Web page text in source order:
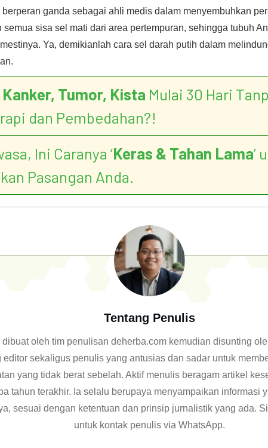
ganda sebagai ahli medis dalam menyembuhkan
semua sisa sel mati dari area pertempuran, sehingga tubuh
Ya, demikianlah cara sel darah putih dalam
Kanker, Tumor, Kista Mulai 30 Hari
dan Pembedahan?!
Ini Caranya ‘Keras & Tahan Lama’
Pasangan Anda.
Tentang Penulis
dibuat oleh tim penulisan deherba.com kemudian disunting
editor sekaligus penulis yang antusias dan sadar untuk
yang tidak berat sebelah. Aktif menulis beragam artikel
tahun terakhir. Ia selalu berupaya menyampaikan informasi
sesuai dengan ketentuan dan prinsip jurnalistik yang ada.
untuk kontak penulis via WhatsApp.